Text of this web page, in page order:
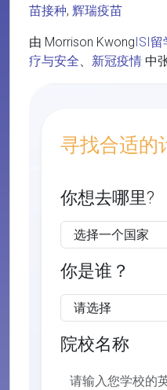
苗接种, 辉瑞疫苗
由 Morrison KwongISI留
疗与安全、 新冠疫情 中
寻找合适的
你想去哪里?
你是谁？
院校名称